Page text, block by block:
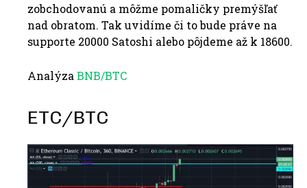
zobchodovanú a môžme pomaličky premýšľať
nad obratom. Tak uvidíme či to bude práve na
supporte 20000 Satoshi alebo pôjdeme až k 18600.
Analýza BNB/BTC
ETC/BTC